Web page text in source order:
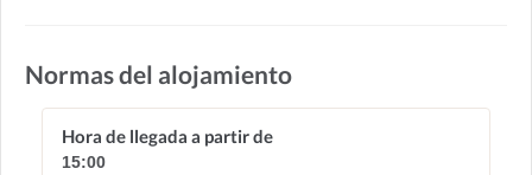
Normas del alojamiento
Hora de llegada a partir de
15:00